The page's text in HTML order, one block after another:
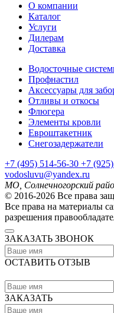
О компании
Каталог
Услуги
Дилерам
Доставка
Водосточные
Профнастил
Аксессуары для
Отливы и откосы
Флюгера
Элементы кровли
Евроштакетник
Снегозадержатели
+7 (495) 514-56-30 +7 (925)
vodosluvu@yandex.ru
МО, Солнечногорский
© 2016-2026 Все права
Все права на материалы
разрешения
ЗАКАЗАТЬ ЗВОНОК
ОСТАВИТЬ ОТЗЫВ
ЗАКАЗАТЬ